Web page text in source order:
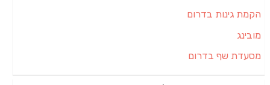
הקמת גינות בדרום
מובינג
מסעדת שף בדרום